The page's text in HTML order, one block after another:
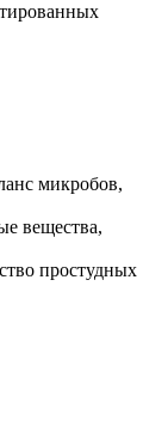
микробов,
вещества,
простудных